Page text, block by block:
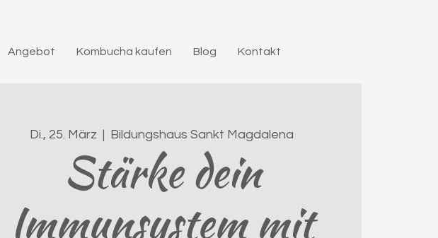
Angebot Kombucha kaufen Blog Kontakt
Di., 25. März
  |
Bildungshaus Sankt Magdalena
Stärke dein
Immunsystem mit